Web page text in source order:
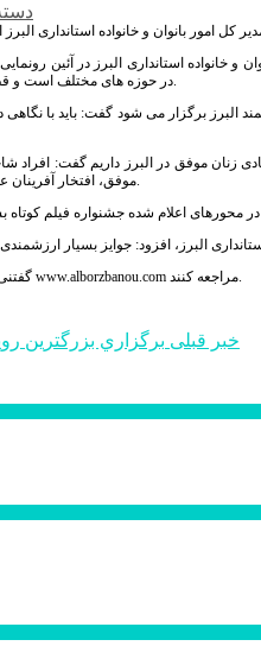
و خانواده استانداری البرز در آئین
در حوزه های مختلف است و قطعا معرفی الگوهای خوب می‌تواند ذائقه فرهنگی مردم را به جهت درستی پیش ببرد.
البرز برگزار می شود گفت: باید با
زنان موفق در البرز داریم گفت:
موفق، افتخار آفرینان عرصه علم و دانش، ورزش، هنر و… محورهای اصلی این جشنواره را تشکیل می‌دهند.
گفتنی است علاقمندان می‌توانند برای کسب اطلاعات بیشتر و ارسال آثار به آثار به آدرس www.alborzbanou.com مراجعه کنند.
خبر قبلی برگزاري بزرگترين